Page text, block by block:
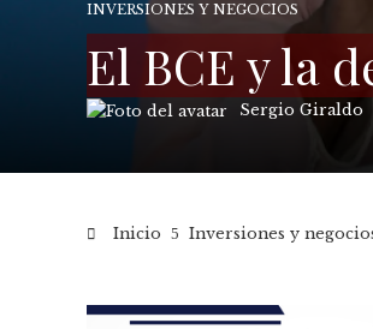
INVERSIONES Y NEGOCIOS
El BCE y la
Sergio Giraldo
Inicio Inversiones y